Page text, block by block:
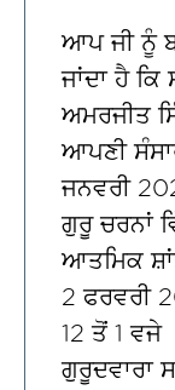
ਆਪ ਜੀ ਨੂੰ
ਜਾਂਦਾ ਹੈ ਕਿ
ਅਮਰਜੀਤ
ਆਪਣੀ
ਜਨਵਰੀ
ਗੁਰੂ ਚਰਨਾਂ
ਆਤਮਿਕ
2 ਫਰਵਰੀ
12 ਤੋਂ 1 ਵਜੇ
ਗੁਰੂਦਵਾਰਾ